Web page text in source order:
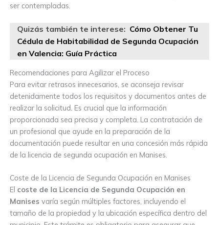
ser contempladas.
Quizás también te interese: Cómo Obtener Tu
Cédula de Habitabilidad de Segunda Ocupación
en Valencia: Guía Práctica
Recomendaciones para Agilizar el Proceso
Para evitar retrasos innecesarios, se aconseja revisar
detenidamente todos los requisitos y documentos antes de
realizar la solicitud. Es crucial que la información
proporcionada sea precisa y completa. La contratación de
un profesional que ayude en la preparación de la
documentación puede resultar en una concesión más rápida
de la licencia de segunda ocupación en Manises.
Coste de la Licencia de Segunda Ocupación en Manises
El coste de la Licencia de Segunda Ocupación en
Manises varía según múltiples factores, incluyendo el
tamaño de la propiedad y la ubicación específica dentro del